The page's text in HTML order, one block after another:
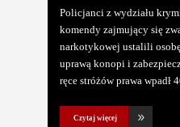
Policjanci z wydziału
komendy zajmujący się
narkotykowej ustalili
uprawą konopi i
ręce stróżów prawa wpadł
Czytaj więcej